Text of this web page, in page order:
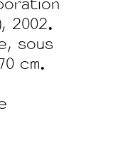
2002.
sous
cm.